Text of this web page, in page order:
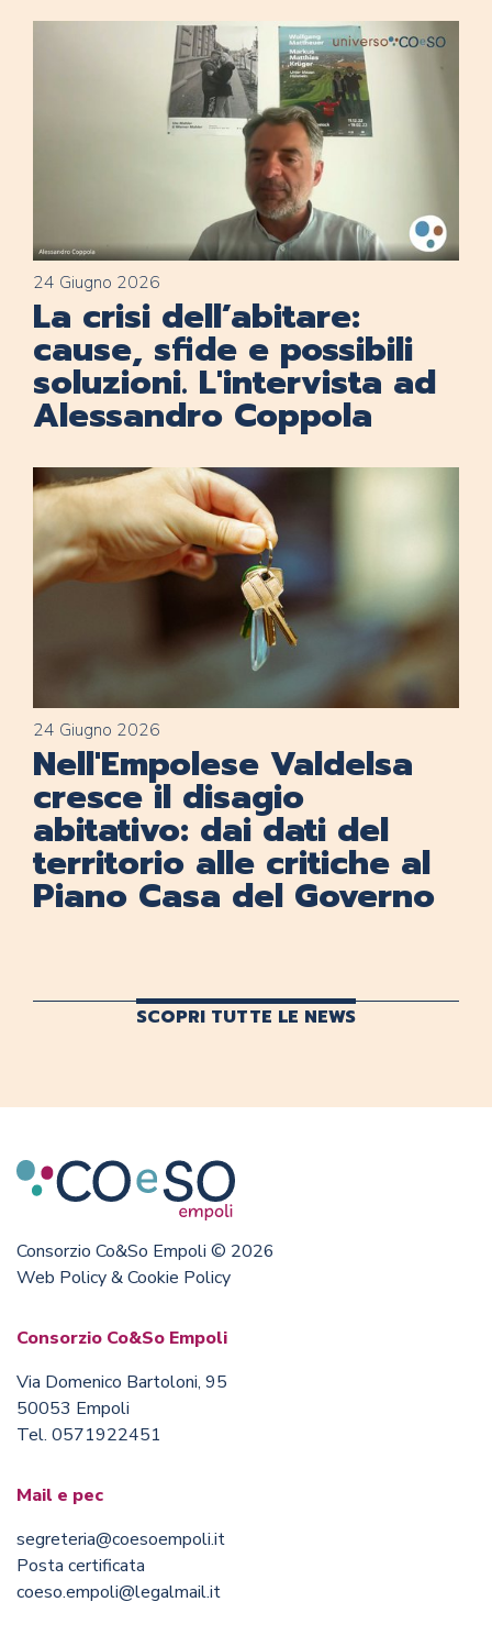
24 Giugno 2026
La crisi dell’abitare:
cause, sfide e possibili
soluzioni. L'intervista ad
Alessandro Coppola
24 Giugno 2026
Nell'Empolese Valdelsa
cresce il disagio
abitativo: dai dati del
territorio alle critiche al
Piano Casa del Governo
SCOPRI TUTTE LE NEWS
Consorzio Co&So Empoli © 2026
Web Policy & Cookie Policy
Consorzio Co&So Empoli
Via Domenico Bartoloni, 95
50053 Empoli
Tel. 0571922451
Mail e pec
segreteria@coesoempoli.it
Posta certificata
coeso.empoli@legalmail.it